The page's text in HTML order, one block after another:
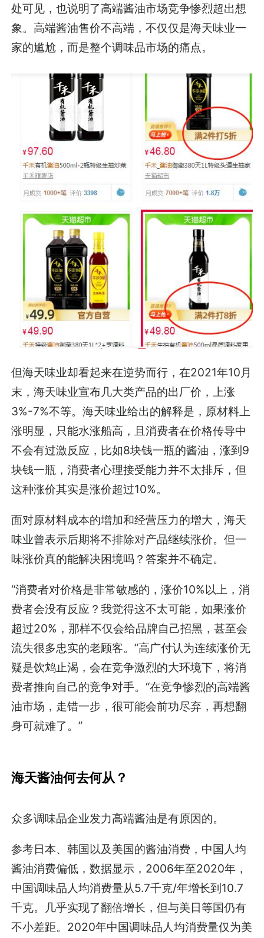
处可见，也说明了高端酱油市场竞争惨烈超出想
象。高端酱油售价不高端，不仅仅是海天味业一
家的尴尬，而是整个调味品市场的痛点。
但海天味业却看起来在逆势而行，在2021年10月
末，海天味业宣布几大类产品的出厂价，上涨
3%-7%不等。海天味业给出的解释是，原材料上
涨明显，只能水涨船高，且消费者在价格传导中
不会有过激反应，比如8块钱一瓶的酱油，涨到9
块钱一瓶，消费者心理接受能力并不太排斥，但
这种涨价其实是涨价超过10%。
面对原材料成本的增加和经营压力的增大，海天
味业曾表示后期将不排除对产品继续涨价。但一
味涨价真的能解决困境吗？答案并不确定。
“消费者对价格是非常敏感的，涨价10%以上，消
费者会没有反应？我觉得这不太可能，如果涨价
超过20%，那样不仅会给品牌自己招黑，甚至会
流失很多忠实的老顾客。”高广付认为连续涨价无
疑是饮鸩止渴，会在竞争激烈的大环境下，将消
费者推向自己的竞争对手。“在竞争惨烈的高端酱
油市场，走错一步，很可能会前功尽弃，再想翻
身可就难了。”
海天酱油何去何从？
众多调味品企业发力高端酱油是有原因的。
参考日本、韩国以及美国的酱油消费，中国人均
酱油消费偏低，数据显示，2006年至2020年，
中国调味品人均消费量从5.7千克/年增长到10.7
千克。几乎实现了翻倍增长，但与美日等国仍有
不小差距。2020年中国调味品人均消费量仅为美